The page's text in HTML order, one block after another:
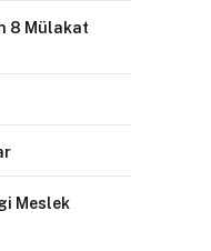
8 Mülakat
Meslek